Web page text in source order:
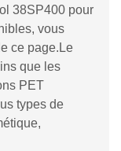
38SP400 pour
vous
ce page.Le
que les
PET
types de